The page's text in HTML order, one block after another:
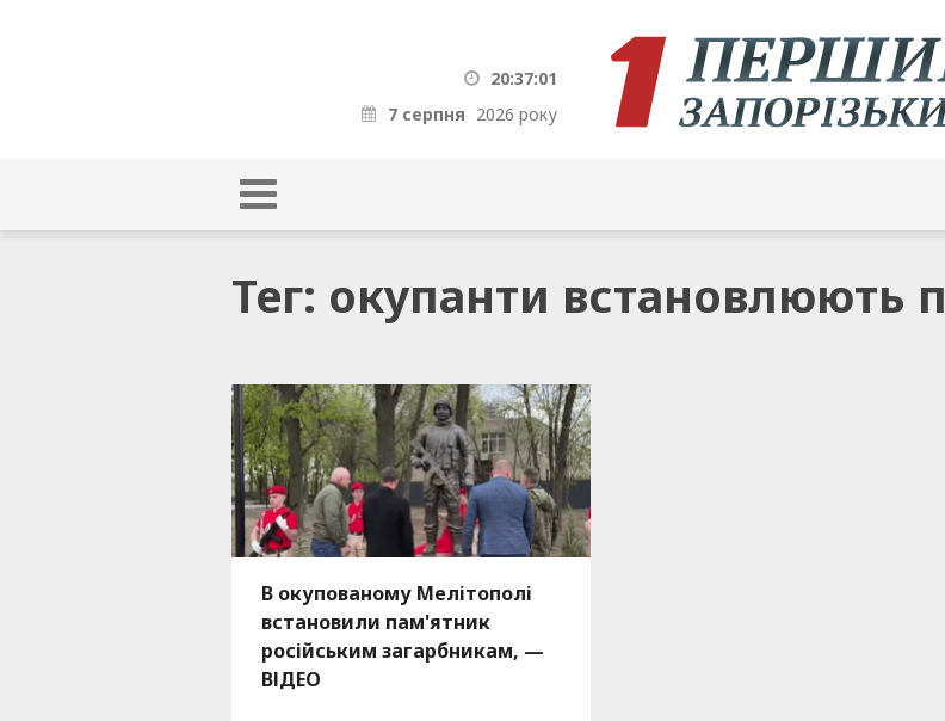
20:37:01
7 серпня 2026 року
Тег: окупанти встановлюють
В окупованому Мелітополі
встановили пам'ятник
російським загарбникам, —
ВІДЕО